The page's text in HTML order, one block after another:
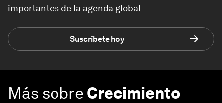
importantes de la agenda global
Suscríbete hoy
Más sobre Crecimiento